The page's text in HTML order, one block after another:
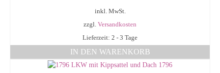
inkl. MwSt.
zzgl. Versandkosten
Lieferzeit: 2 - 3 Tage
IN DEN WARENKORB